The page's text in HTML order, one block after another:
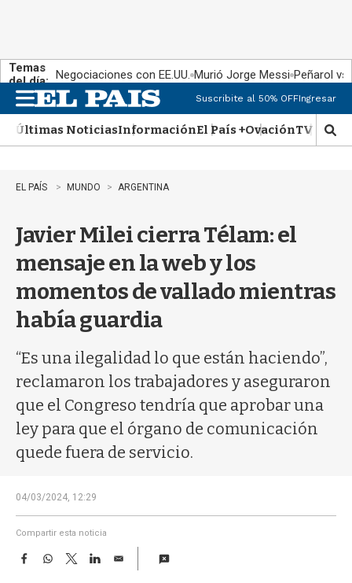
Temas
del día: Negociaciones con EE.UU. Murió Jorge Messi Peñarol
n
u
Suscribite al 50% OFFIngresar
Últimas NoticiasInformaciónEl País +OvaciónTV Show
M
o
q
EL PAÍS MUNDO ARGENTINA
Javier Milei cierra Télam: el
mensaje en la web y los
momentos de vallado mientras
había guardia
“Es una ilegalidad lo que están haciendo”,
reclamaron los trabajadores y aseguraron
que el Congreso tendría que aprobar una
ley para que el órgano de comunicación
quede fuera de servicio.
04/03/2024, 12:29
Compartir esta noticia
F
W
T
w
L
E